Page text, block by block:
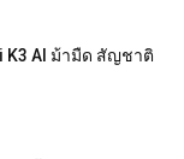
K3 AI ม้ามืด สัญชาติ